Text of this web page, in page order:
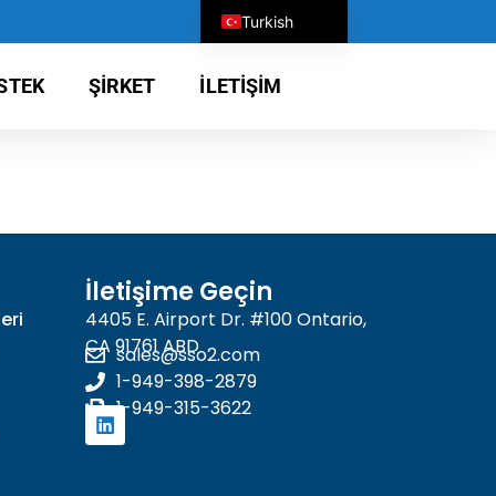
ŞIRKET İLETIŞIM
İletişime Geçin
4405 E. Airport Dr. #100 Ontario,
CA 91761 ABD
sales@sso2.com
1-949-398-2879
1-949-315-3622
Turkish
German
Portuguese
French
Vietnamese
Korean